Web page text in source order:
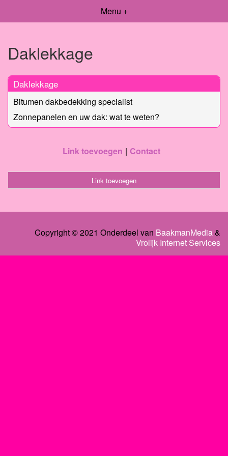
Menu +
Daklekkage
Daklekkage
Bitumen dakbedekking specialist
Zonnepanelen en uw dak: wat te weten?
Link toevoegen Contact
Link toevoegen
Copyright © 2021 Onderdeel van BaakmanMedia&
Vrolijk Internet Services